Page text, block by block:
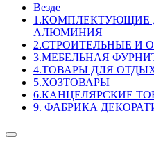
Везде
1.КОМПЛЕКТУЮЩИЕ
АЛЮМИНИЯ
2.СТРОИТЕЛЬНЫЕ И
3.МЕБЕЛЬНАЯ
4.ТОВАРЫ ДЛЯ
5.ХОЗТОВАРЫ
6.КАНЦЕЛЯРСКИЕ
9. ФАБРИКА